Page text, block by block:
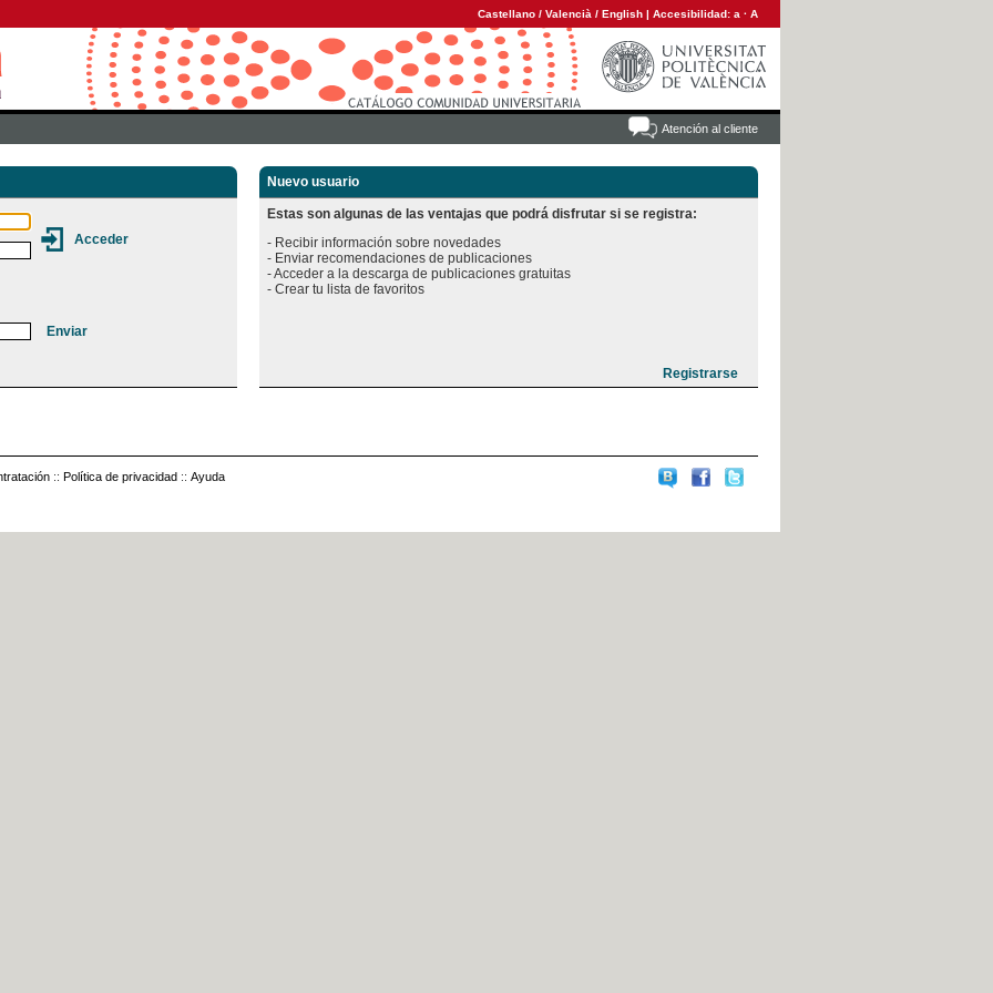
Castellano / Valencià / English | Accesibilidad: a · A
Atención al cliente
Nuevo usuario
Estas son algunas de las ventajas que podrá disfrutar si se registra:
- Recibir información sobre novedades
- Enviar recomendaciones de publicaciones
- Acceder a la descarga de publicaciones gratuitas
:: Política de privacidad :: Ayuda